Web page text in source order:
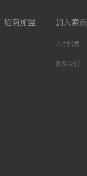
招商加盟 加入索而
人才招聘
联系我们